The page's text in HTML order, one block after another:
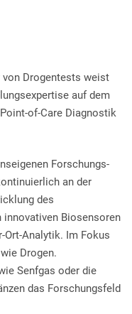
Drogentests weist
auf dem
of-Care Diagnostik
Forschungs-
an der
des
Biosensoren
Analytik. Im Fokus
Drogen.
Senfgas oder die
das Forschungsfeld